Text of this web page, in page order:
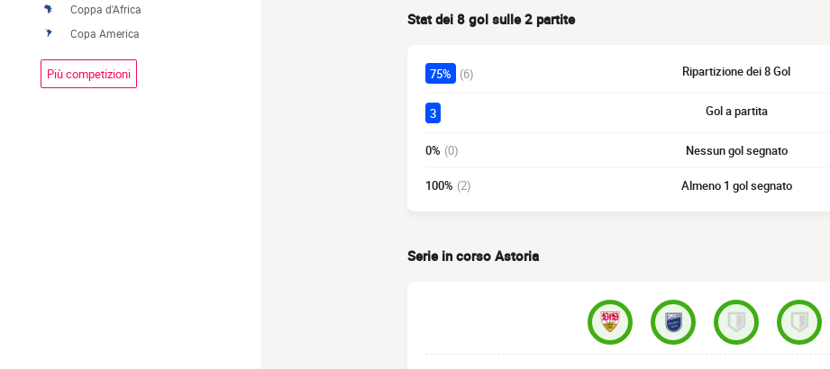
Coppa d'Africa
Copa America
Più competizioni
Stat dei 8 gol sulle 2 partite
75% (6) Ripartizione dei 8 Gol
3 Gol a partita
0% (0) Nessun gol segnato
100% (2) Almeno 1 gol segnato
Serie in corso Astoria